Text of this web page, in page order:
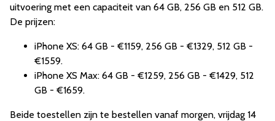
uitvoering met een capaciteit van 64 GB, 256 GB en 512 GB.
De prijzen:
iPhone XS: 64 GB - €1159, 256 GB - €1329, 512 GB -
€1559.
iPhone XS Max: 64 GB - €1259, 256 GB - €1429, 512
GB - €1659.
Beide toestellen zijn te bestellen vanaf morgen, vrijdag 14